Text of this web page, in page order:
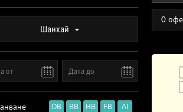
Шанхай
OB BB HB FB AI
0